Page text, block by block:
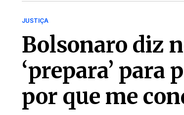
JUSTIÇA
Bolsonaro diz
‘prepara’ para
por que me